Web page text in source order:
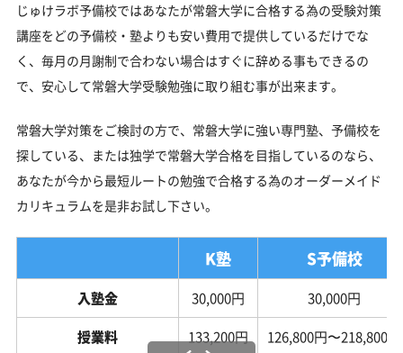
じゅけラボ予備校ではあなたが常磐大学に合格する為の受験対策
講座をどの予備校・塾よりも安い費用で提供しているだけでな
く、毎月の月謝制で合わない場合はすぐに辞める事もできるの
で、安心して常磐大学受験勉強に取り組む事が出来ます。
常磐大学対策をご検討の方で、常磐大学に強い専門塾、予備校を
探している、または独学で常磐大学合格を目指しているのなら、
あなたが今から最短ルートの勉強で合格する為のオーダーメイド
カリキュラムを是非お試し下さい。
K塾 S予備校
入塾金 30,000円
30,000円
授業料
133,200円 126,800円〜218,800円